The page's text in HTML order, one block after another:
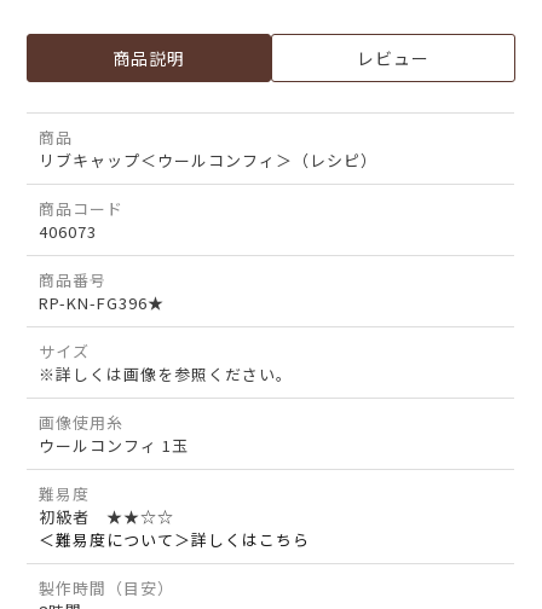
商品説明 レビュー
商品
リブキャップ＜ウールコンフィ＞（レシピ）
商品コード
406073
商品番号
RP-KN-FG396★
サイズ
※詳しくは画像を参照ください。
画像使用糸
ウールコンフィ 1玉
難易度
初級者 ★★☆☆
＜難易度について＞詳しくはこちら
製作時間（目安）